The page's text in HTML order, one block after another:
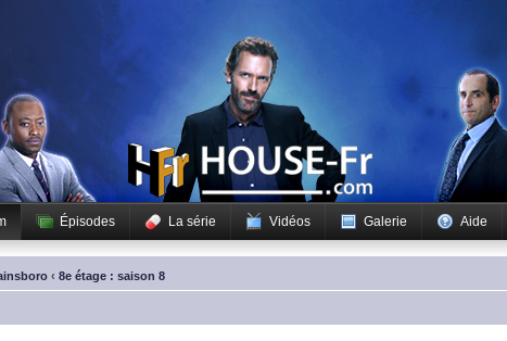
Épisodes La série Vidéos Galerie Aide
‹ 8e étage : saison 8